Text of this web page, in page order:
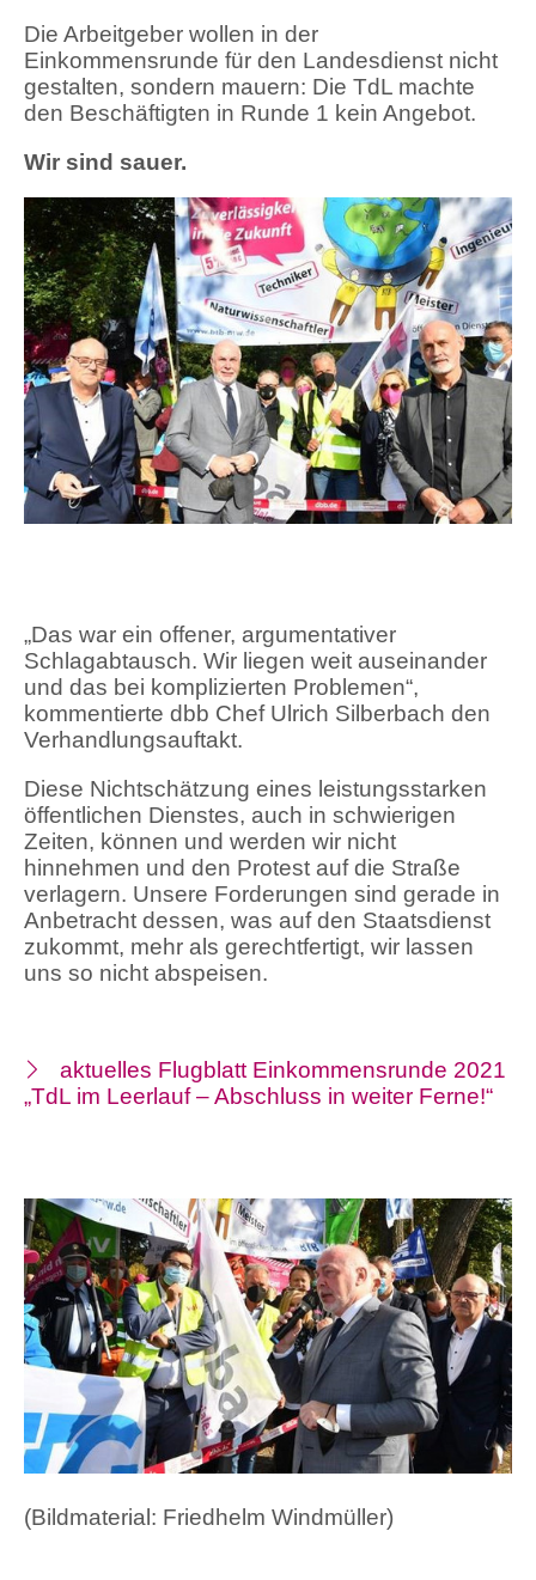
Die Arbeitgeber wollen in der
Einkommensrunde für den Landesdienst nicht
gestalten, sondern mauern: Die TdL machte
den Beschäftigten in Runde 1 kein Angebot.
Wir sind sauer.
„Das war ein offener, argumentativer
Schlagabtausch. Wir liegen weit auseinander
und das bei komplizierten Problemen“,
kommentierte dbb Chef Ulrich Silberbach den
Verhandlungsauftakt.
Diese Nichtschätzung eines leistungsstarken
öffentlichen Dienstes, auch in schwierigen
Zeiten, können und werden wir nicht
hinnehmen und den Protest auf die Straße
verlagern. Unsere Forderungen sind gerade in
Anbetracht dessen, was auf den Staatsdienst
zukommt, mehr als gerechtfertigt, wir lassen
uns so nicht abspeisen.
aktuelles Flugblatt Einkommensrunde 2021
„TdL im Leerlauf – Abschluss in weiter Ferne!“
(Bildmaterial: Friedhelm Windmüller)